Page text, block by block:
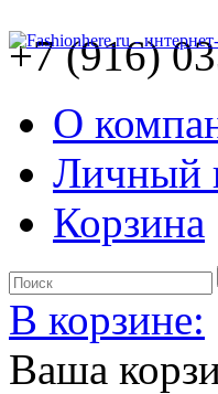
+7 (916)
О
Личный
Корзина
В корзине:
Ваша